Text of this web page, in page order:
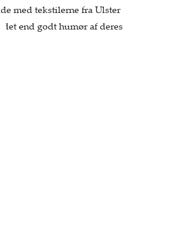
med tekstilerne fra Ulster
end godt humør af deres